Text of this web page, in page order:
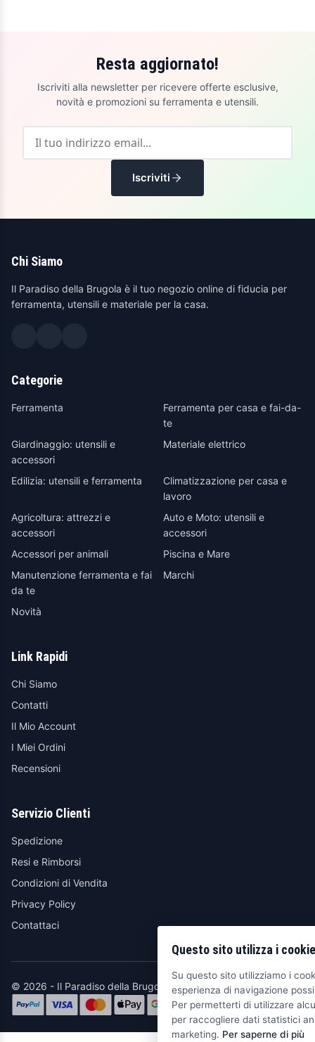
Resta aggiornato!
Iscriviti alla newsletter per ricevere offerte esclusive,
novità e promozioni su ferramenta e utensili.
Iscriviti
Chi Siamo
Il Paradiso della Brugola è il tuo negozio online di fiducia per
ferramenta, utensili e materiale per la casa.
Categorie
Ferramenta
Ferramenta per casa e fai-da-
te
Giardinaggio: utensili e
accessori
Materiale elettrico
Edilizia: utensili e ferramenta
Climatizzazione per casa e
lavoro
Agricoltura: attrezzi e
accessori
Auto e Moto: utensili e
accessori
Accessori per animali
Piscina e Mare
Manutenzione ferramenta e fai
da te
Marchi
Novità
Link Rapidi
Chi Siamo
Contatti
Il Mio Account
I Miei Ordini
Recensioni
Servizio Clienti
Spedizione
Resi e Rimborsi
Condizioni di Vendita
Privacy Policy
Contattaci
© 2026 - Il Paradiso della Brugola
Questo sito utilizza i cookie
Su questo sito utilizziamo i
esperienza di navigazione
Per permetterti di utilizzare
per raccogliere dati statistici
marketing. Per saperne di più